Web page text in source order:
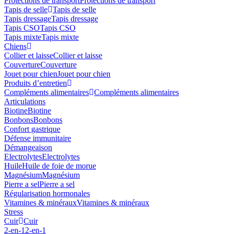
Tapis de selle Tapis de selle
Tapis dressageTapis dressage
Tapis CSOTapis CSO
Tapis mixteTapis mixte
Chiens
Collier et laisseCollier et laisse
CouvertureCouverture
Jouet pour chienJouet pour chien
Produits d’entretien
Compléments alimentaires Compléments alimentaires
Articulations
BiotineBiotine
BonbonsBonbons
Confort gastrique
Défense immunitaire
Démangeaison
ElectrolytesElectrolytes
HuileHuile de foie de morue
MagnésiumMagnésium
Pierre a selPierre a sel
Régularisation hormonales
Vitamines & minérauxVitamines & minéraux
Stress
Cuir Cuir
2-en-1 2-en-1